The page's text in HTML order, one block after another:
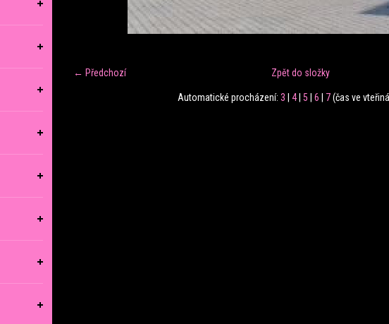
← Předchozí Zpět do složky
Automatické procházení: 3 4| 5 6 7(čas ve